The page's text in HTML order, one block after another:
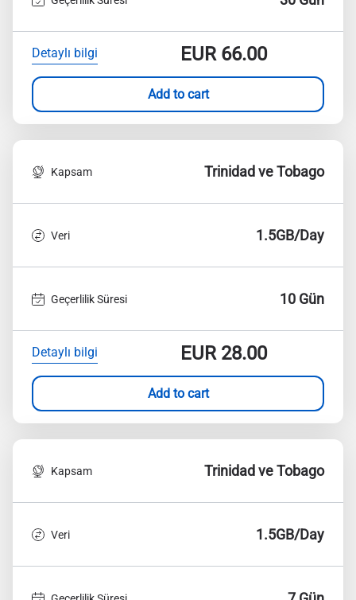
Detaylı bilgi EUR66.00
Add to cart
Kapsam Trinidad ve Tobago
Veri 1.5GB/Day
Geçerlilik Süresi 10 Gün
Detaylı bilgi EUR28.00
Add to cart
Kapsam Trinidad ve Tobago
Veri 1.5GB/Day